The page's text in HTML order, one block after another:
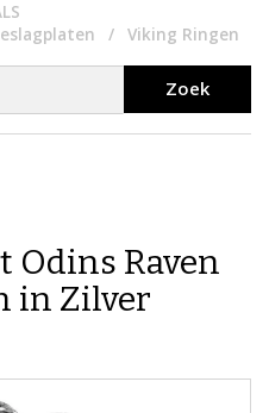
Viking Ringen
Zoek
Odins Raven
in Zilver